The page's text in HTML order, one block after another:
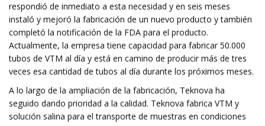
respondió de inmediato a esta necesidad y en seis meses
instaló y mejoró la fabricación de un nuevo producto y también
completó la notificación de la FDA para el producto.
Actualmente, la empresa tiene capacidad para fabricar 50.000
tubos de VTM al día y está en camino de producir más de tres
veces esa cantidad de tubos al día durante los próximos meses.
A lo largo de la ampliación de la fabricación, Teknova ha
seguido dando prioridad a la calidad. Teknova fabrica VTM y
solución salina para el transporte de muestras en condiciones